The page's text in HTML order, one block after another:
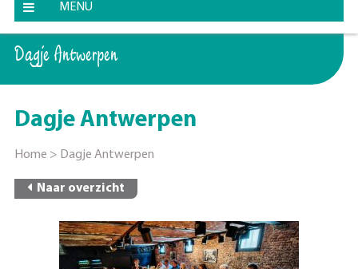
MENU
Dagje Antwerpen
Dagje Antwerpen
Home > Dagje Antwerpen
Naar overzicht